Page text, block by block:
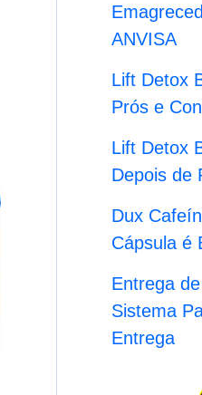
p
rANVISA
Lift Detox
Prós e
Lift Detox
Depois de
Dux
Cápsula é
Entrega
Sistema
Entrega